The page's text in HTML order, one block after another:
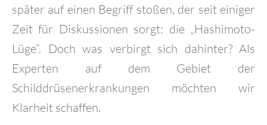
später auf einen Begriff stoßen, der seit einiger
Zeit für Diskussionen sorgt: die „Hashimoto-
Lüge“. Doch was verbirgt sich dahinter? Als
Experten auf dem Gebiet der
Schilddrüsenerkrankungen möchten wir
Klarheit schaffen.